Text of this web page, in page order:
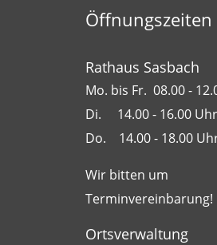
Öffnungszeiten
Rathaus Sasbach
Mo. bis Fr. 08.00 -
Di. 14.00 - 16.00 Uhr
Do. 14.00 - 18.00
Wir bitten um
Terminvereinbarung!
Ortsverwaltung